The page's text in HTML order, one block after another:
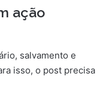
ação
salvamento e
isso, o post precisa